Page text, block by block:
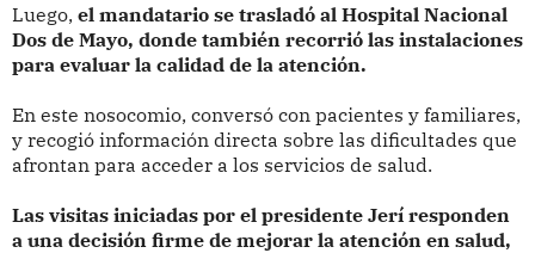
Luego, el mandatario se trasladó al Hospital Nacional
Dos de Mayo, donde también recorrió las instalaciones
para evaluar la calidad de la atención.
En este nosocomio, conversó con pacientes y familiares,
y recogió información directa sobre las dificultades que
afrontan para acceder a los servicios de salud.
Las visitas iniciadas por el presidente Jerí responden
a una decisión firme de mejorar la atención en salud,